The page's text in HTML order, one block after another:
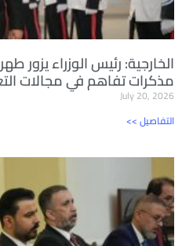
الخارجية: رئيس الوزراء يزور
مذكرات تفاهم في مجالات
July 20, 2026
<< التفاصيل